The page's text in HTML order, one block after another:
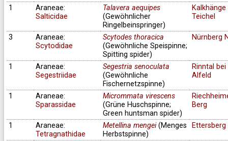
1
Araneae:
Salticidae
Talavera aequipes
(Gewöhnlicher
Ringelbeinspringer)
Kalkhänge
Teichel
3
Araneae:
Scytodidae
Scytodes thoracica
(Gewöhnliche Speispinne;
Spitting spider)
Nürnberg
1
Araneae:
Segestriidae
Segestria senoculata
(Gewöhnliche
Fischernetzspinne)
Rinntal bei
Alfeld
1
Araneae:
Sparassidae
Micrommata virescens
(Grüne Huschspinne;
Green huntsman spider)
Berg
1
Araneae:
Tetragnathidae
Metellina mengei(Menges
Herbstspinne)
Ettersberg